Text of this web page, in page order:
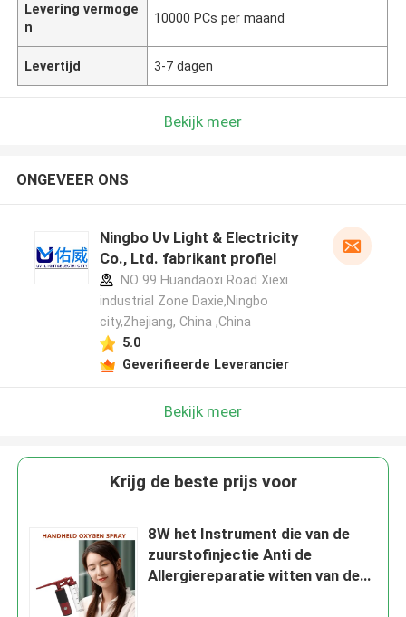
Levering vermoge
n
10000 PCs per maand
Levertijd 3-7 dagen
Bekijk meer
ONGEVEER ONS
Ningbo Uv Light & Electricity
Co., Ltd. fabrikant profiel
NO 99 Huandaoxi Road Xiexi
industrial Zone Daxie,Ningbo
city,Zhejiang, China ,China
5.0
Geverifieerde Leverancier
Bekijk meer
Krijg de beste prijs voor
8W het Instrument die van de
zuurstofinjectie Anti de
Allergiereparatie witten van de